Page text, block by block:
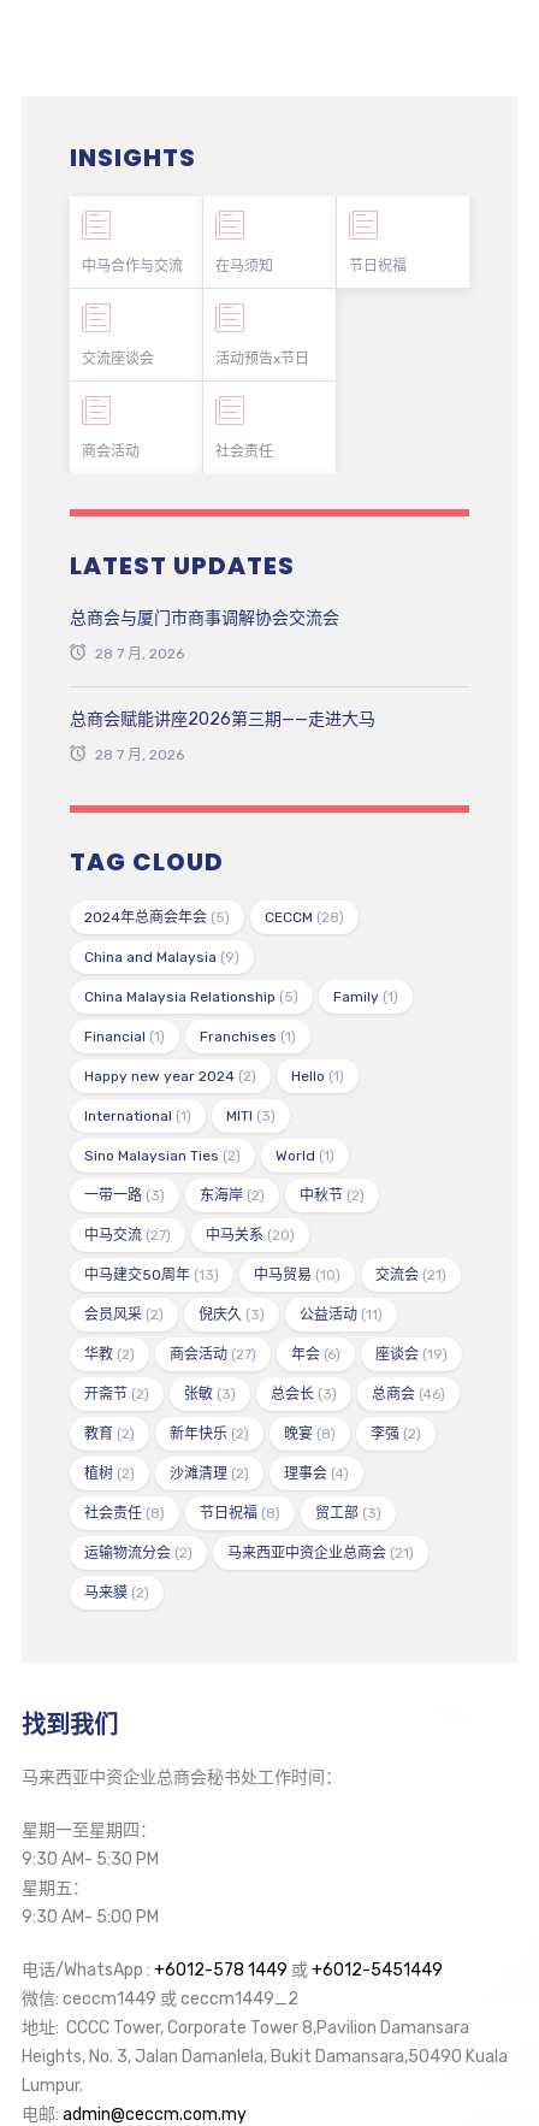
INSIGHTS
中马合作与交流
交流座谈会
商会活动
在马须知
活动预告x节日
社会责任
节日祝福
LATEST UPDATES
总商会与厦门市商事调解协会交流会
28 7 月, 2026
总商会赋能讲座2026第三期——走进大马
28 7 月, 2026
TAG CLOUD
2024年总商会年会(5) CECCM (28)
China and Malaysia (9)
China Malaysia Relationship (5) Family(1)
Financial (1) Franchises (1)
Happy new year 2024(2) Hello (1)
International (1) MITI (3)
Sino Malaysian Ties (2) World (1)
一带一路(3) 东海岸(2) 中秋节 (2)
中马交流(27) 中马关系 (20)
中马建交50周年(13) 中马贸易 (10) 交流会(21)
会员风采(2) 倪庆久 (3) 公益活动(11)
华教(2) 商会活动(27) 年会(6) 座谈会(19)
开斋节 (2) 张敏(3) 总会长(3) 总商会(46)
教育 (2) 新年快乐(2) 晚宴(8) 李强 (2)
植树(2) 沙滩清理(2) 理事会(4)
社会责任(8) 节日祝福(8) 贸工部(3)
运输物流分会(2) 马来西亚中资企业总商会(21)
马来貘(2)
找到我们
马来西亚中资企业总商会秘书处工作时间：
星期一至星期四：
9:30 AM- 5:30 PM
星期五：
9:30 AM- 5:00 PM
电话/WhatsApp : +6012-578 1449 或+6012-5451449
微信: ceccm1449 或 ceccm1449_2
地址: CCCC Tower, Corporate Tower 8,Pavilion Damansara
Heights, No. 3, Jalan Damanlela, Bukit Damansara,50490 Kuala
Lumpur.
电邮: admin@ceccm.com.my